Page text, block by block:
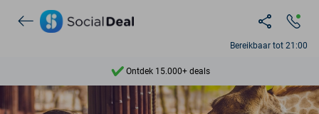
Bereikbaar tot 21:00
7 dagen per week beschikbaar
10+ miljoen leden